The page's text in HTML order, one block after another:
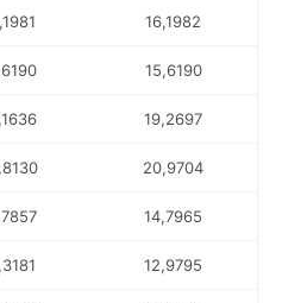
16,1982
15,6190
19,2697
20,9704
14,7965
12,9795